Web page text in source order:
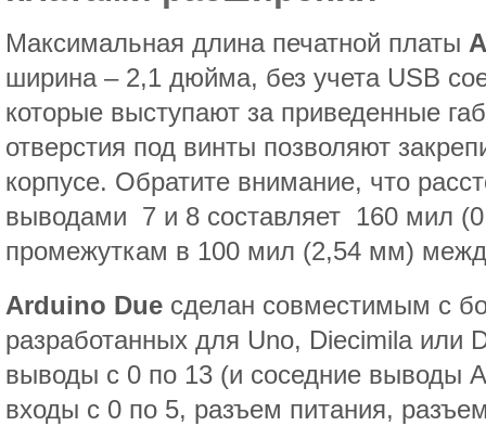
Максимальная длина печатной платы
ширина – 2,1 дюйма, без учета USB
которые выступают за приведенные
отверстия под винты позволяют
корпусе. Обратите внимание, что
выводами 7 и 8 составляет 160 мил
промежуткам в 100 мил (2,54 мм)
Arduino Due сделан совместимым с
разработанных для Uno, Diecimila или
выводы с 0 по 13 (и соседние выводы
входы с 0 по 5, разъем питания,